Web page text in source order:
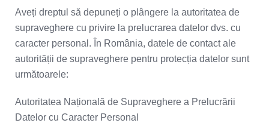
Aveți dreptul să depuneți o plângere la autoritatea de
supraveghere cu privire la prelucrarea datelor dvs. cu
caracter personal. În România, datele de contact ale
autorității de supraveghere pentru protecția datelor sunt
următoarele:
Autoritatea Națională de Supraveghere a Prelucrării
Datelor cu Caracter Personal